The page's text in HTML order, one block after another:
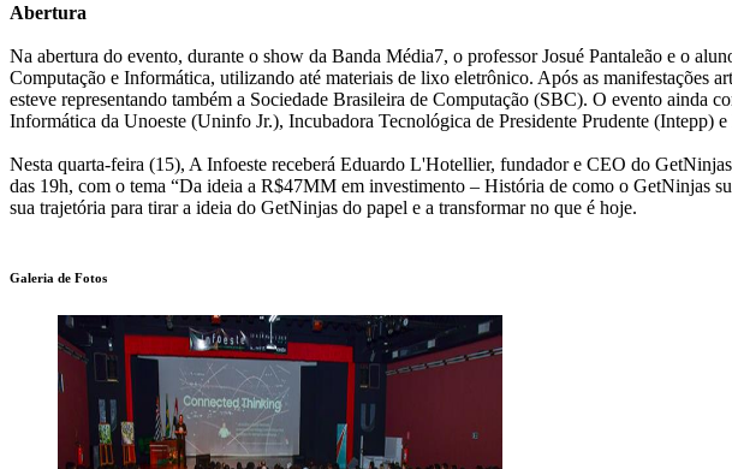
Abertura
Na abertura do evento, durante o show da Banda Média7, o professor Josué Pantaleão e o
Computação e Informática, utilizando até materiais de lixo eletrônico. Após as
esteve representando também a Sociedade Brasileira de Computação (SBC). O evento ainda
Informática da Unoeste (Uninfo Jr.), Incubadora Tecnológica de Presidente Prudente (Intepp)
Nesta quarta-feira (15), A Infoeste receberá Eduardo L'Hotellier, fundador e CEO do
das 19h, com o tema “Da ideia a R$47MM em investimento – História de como o GetNinjas
sua trajetória para tirar a ideia do GetNinjas do papel e a transformar no que é hoje.
Galeria de Fotos